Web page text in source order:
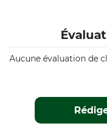
Aucune évaluation de